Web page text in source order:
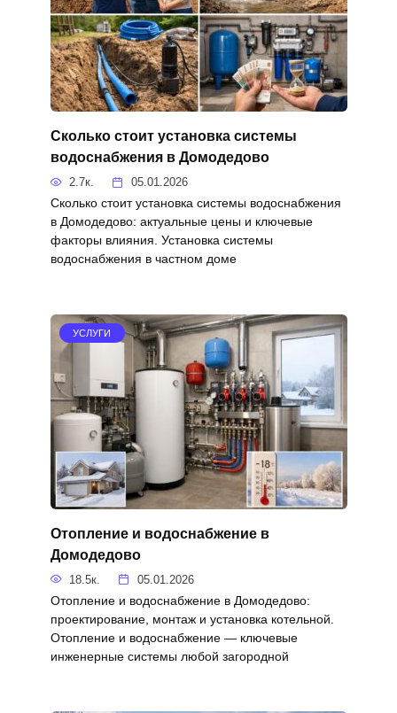
Сколько стоит установка системы
водоснабжения в Домодедово
2.7к. 05.01.2026
Сколько стоит установка системы водоснабжения
в Домодедово: актуальные цены и ключевые
факторы влияния. Установка системы
водоснабжения в частном доме
УСЛУГИ
Отопление и водоснабжение в
Домодедово
18.5к. 05.01.2026
Отопление и водоснабжение в Домодедово:
проектирование, монтаж и установка котельной.
Отопление и водоснабжение — ключевые
инженерные системы любой загородной